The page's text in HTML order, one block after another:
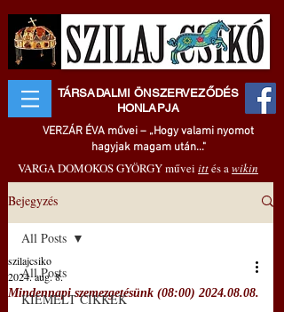
TÁRSADALMI ÖNSZERVEZŐDÉS
HONLAPJA
VERZÁR ÉVA művei – „Hogy valami nyomot
hagyjak magam után..."
VARGA DOMOKOS GYÖRGY művei ittés awikin
Bejegyzés
All Posts
KIEMELT CIKKEK
All Posts
Mindennapi szemezgetésünk (08:00) 2024.08.08.
szilajcsiko
2024. aug. 8.